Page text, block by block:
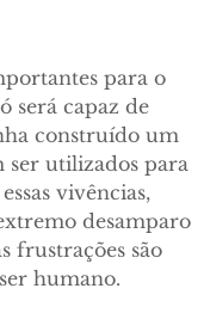
para o
será capaz de
construído um
ser utilizados para
vivências,
desamparo
frustrações são
humano.